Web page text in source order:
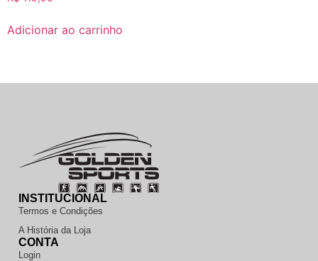
Adicionar ao carrinho
INSTITUCIONAL
Termos e Condições
A História da Loja
CONTA
Login